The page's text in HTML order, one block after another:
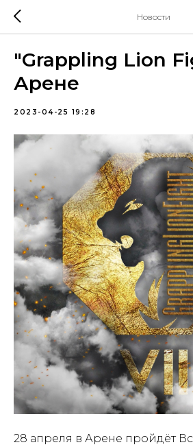
Новости
"Grappling Lion
Арене
2023-04-25 19:28
28 апреля в Арене пройдёт